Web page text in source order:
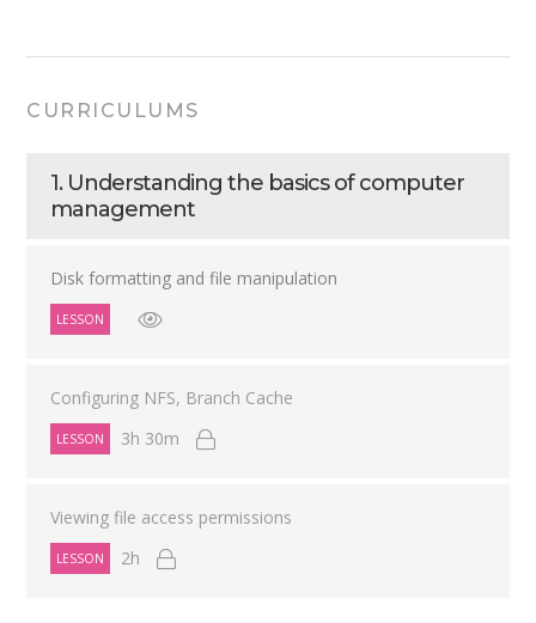
CURRICULUMS
1. Understanding the basics of computer
management
Disk formatting and file manipulation
LESSON
Configuring NFS, Branch Cache
LESSON 3h 30m
Viewing file access permissions
LESSON 2h